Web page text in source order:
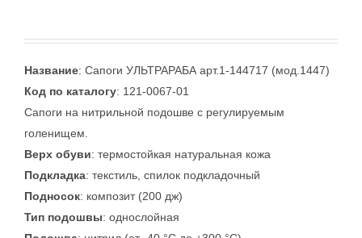
Название: Сапоги УЛЬТРАРАБА арт.1-144717 (мод.1447)
Код по каталогу: 121-0067-01
Сапоги на нитрильной подошве с регулируемым
голенищем.
Верх обуви: термостойкая натуральная кожа
Подкладка: текстиль, спилок подкладочный
Подносок: композит (200 дж)
Тип подошвы: однослойная